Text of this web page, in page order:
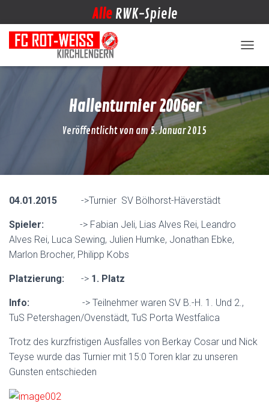
Alle RWK-Spiele
Hallenturnier 2006er
Veröffentlicht von am5. Januar 2015
04.01.2015 ->Turnier SV Bölhorst-Häverstädt
Spieler: -> Fabian Jeli, Lias Alves Rei, Leandro
Alves Rei, Luca Sewing, Julien Humke, Jonathan Ebke,
Marlon Brocher, Philipp Kobs
Platzierung: -> 1. Platz
Info: -> Teilnehmer waren SV B.-H. 1. Und 2.,
TuS Petershagen/Ovenstädt, TuS Porta Westfalica
Trotz des kurzfristigen Ausfalles von Berkay Cosar und Nick
Teyse wurde das Turnier mit 15:0 Toren klar zu unseren
Gunsten entschieden